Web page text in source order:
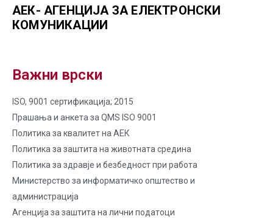
АЕК- АГЕНЦИЈА ЗА ЕЛЕКТРОНСКИ
КОМУНИКАЦИИ
Важни врски
ISO, 9001 сертификација; 2015
Прашања и анкета за QMS ISO 9001
Политика за квалитет на AЕК
Политика за заштита на животната средина
Политика за здравје и безбедност при работа
Министерство за информатичко општество и
администрација
Агенција за заштита на лични податоци